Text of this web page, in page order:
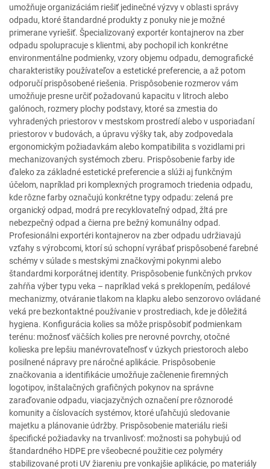
umožňuje organizáciám riešiť jedinečné výzvy v oblasti správy
odpadu, ktoré štandardné produkty z ponuky nie je možné
primerane vyriešiť. Špecializovaný exportér kontajnerov na zber
odpadu spolupracuje s klientmi, aby pochopil ich konkrétne
environmentálne podmienky, vzory objemu odpadu, demografické
charakteristiky používateľov a estetické preferencie, a až potom
odporučí prispôsobené riešenia. Prispôsobenie rozmerov vám
umožňuje presne určiť požadovanú kapacitu v litroch alebo
galónoch, rozmery plochy podstavy, ktoré sa zmestia do
vyhradených priestorov v mestskom prostredí alebo v usporiadaní
priestorov v budovách, a úpravu výšky tak, aby zodpovedala
ergonomickým požiadavkám alebo kompatibilita s vozidlami pri
mechanizovaných systémoch zberu. Prispôsobenie farby ide
ďaleko za základné estetické preferencie a slúži aj funkčným
účelom, napríklad pri komplexných programoch triedenia odpadu,
kde rôzne farby označujú konkrétne typy odpadu: zelená pre
organický odpad, modrá pre recyklovateľný odpad, žltá pre
nebezpečný odpad a čierna pre bežný komunálny odpad.
Profesionálni exportéri kontajnerov na zber odpadu udržiavajú
vzťahy s výrobcomi, ktorí sú schopní vyrábať prispôsobené farebné
schémy v súlade s mestskými značkovými pokynmi alebo
štandardmi korporátnej identity. Prispôsobenie funkčných prvkov
zahŕňa výber typu veka – napríklad veká s preklopením, pedálové
mechanizmy, otváranie tlakom na klapku alebo senzorovo ovládané
veká pre bezkontaktné používanie v prostrediach, kde je dôležitá
hygiena. Konfigurácia kolies sa môže prispôsobiť podmienkam
terénu: možnosť väčších kolies pre nerovné povrchy, otočné
kolieska pre lepšiu manévrovateľnosť v úzkych priestoroch alebo
posilnené nápravy pre náročné aplikácie. Prispôsobenie
značkovania a identifikácie umožňuje začlenenie firemných
logotipov, inštalačných grafičných pokynov na správne
zaraďovanie odpadu, viacjazyčných označení pre rôznorodé
komunity a číslovacích systémov, ktoré uľahčujú sledovanie
majetku a plánovanie údržby. Prispôsobenie materiálu rieši
špecifické požiadavky na trvanlivosť: možnosti sa pohybujú od
štandardného HDPE pre všeobecné použitie cez polyméry
stabilizované proti UV žiareniu pre vonkajšie aplikácie, po materiály